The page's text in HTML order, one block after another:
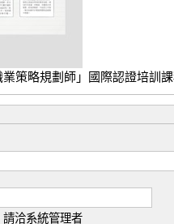
策略規劃師」國際認證培訓
洽系統管理者